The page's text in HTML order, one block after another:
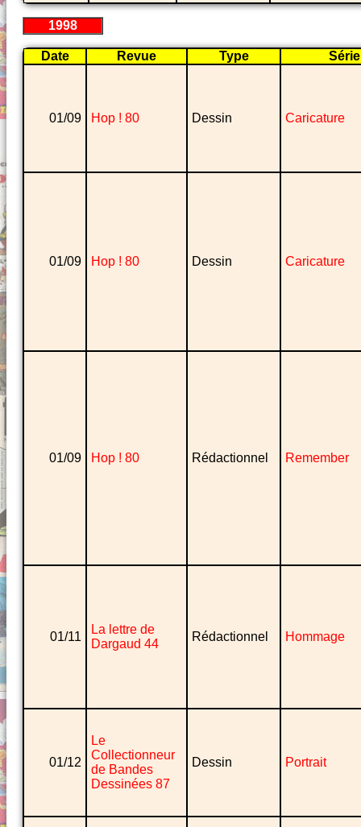
1998
Date Revue Type Série
01/09 Hop ! 80 Dessin Caricature
01/09 Hop ! 80 Dessin Caricature
01/09 Hop ! 80 Rédactionnel Remember
01/11
La lettre de
Dargaud 44
Rédactionnel Hommage
01/12
Le
Collectionneur
de Bandes
Dessinées 87
Dessin Portrait